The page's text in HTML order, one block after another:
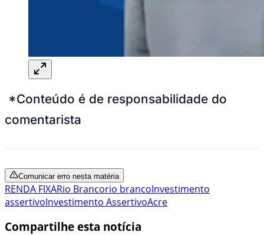
*Conteúdo é de responsabilidade do
comentarista
Comunicar erro nesta matéria
RENDA FIXARio Brancorio brancoInvestimento
assertivoInvestimento AssertivoAcre
Compartilhe esta notícia